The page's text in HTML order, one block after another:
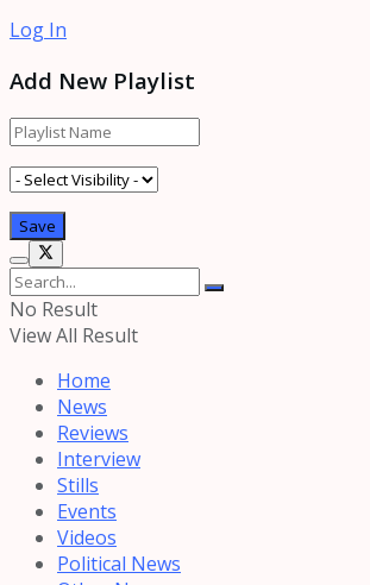
Log In
Add New Playlist
No Result
View All Result
Home
News
Reviews
Interview
Stills
Events
Videos
Political News